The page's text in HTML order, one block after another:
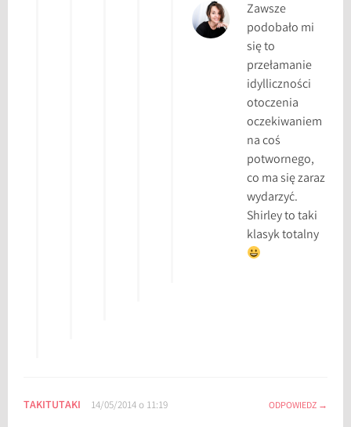
Zawsze
podobało mi
się to
przełamanie
idylliczności
otoczenia
oczekiwaniem
na coś
potwornego,
co ma się zaraz
wydarzyć.
Shirley to taki
klasyk totalny
TAKITUTAKI 14/05/2014 o 11:19 ODPOWIEDZ